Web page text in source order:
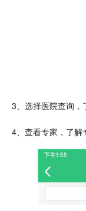
3、选择医院查询，
4、查看专家，了解